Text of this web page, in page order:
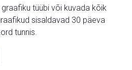
tüübi või kuvada kõik
sisaldavad 30 päeva
tunnis.